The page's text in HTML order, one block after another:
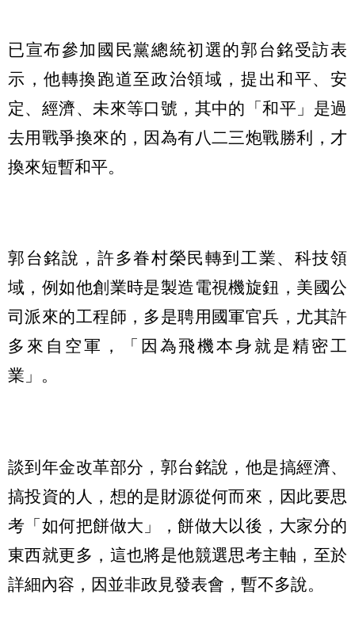
已宣布參加國民黨總統初選的郭台銘受訪表
示，他轉換跑道至政治領域，提出和平、安
定、經濟、未來等口號，其中的「和平」是過
去用戰爭換來的，因為有八二三炮戰勝利，才
換來短暫和平。
郭台銘說，許多眷村榮民轉到工業、科技領
域，例如他創業時是製造電視機旋鈕，美國公
司派來的工程師，多是聘用國軍官兵，尤其許
多來自空軍，「因為飛機本身就是精密工
業」。
談到年金改革部分，郭台銘說，他是搞經濟、
搞投資的人，想的是財源從何而來，因此要思
考「如何把餅做大」，餅做大以後，大家分的
東西就更多，這也將是他競選思考主軸，至於
詳細內容，因並非政見發表會，暫不多說。